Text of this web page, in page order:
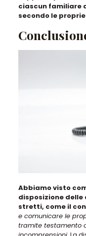
ciascun familiare
secondo le
Abbiamo visto
disposizione
stretti, come il
e comunicare le
tramite testamento